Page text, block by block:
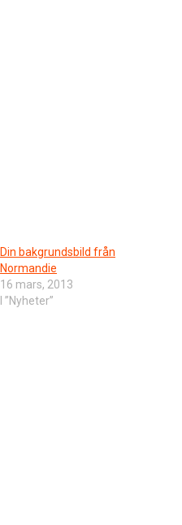
Din bakgrundsbild från
Normandie
16 mars, 2013
I ”Nyheter”